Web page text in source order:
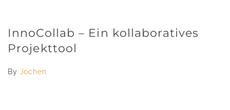
InnoCollab – Ein kollaboratives
Projekttool
By Jochen